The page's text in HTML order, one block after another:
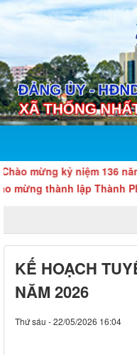
mừng kỷ niệm 136 năm
thành lập Thành
KẾ HOẠCH
NĂM 2026
Thứ sáu - 22/05/2026 16:04